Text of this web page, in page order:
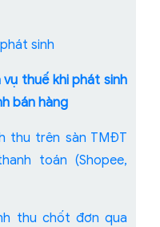
sinh
vụ thuế khi phát sinh
bán hàng
thu trên sàn TMĐT
toán (Shopee,
thu chốt đơn qua